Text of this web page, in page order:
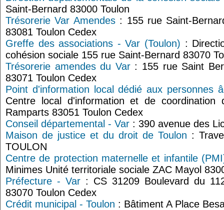
Saint-Bernard 83000 Toulon
Trésorerie Var Amendes: 155 rue Saint-
83081 Toulon Cedex
Greffe des associations - Var (Toulon) :
cohésion sociale 155 rue Saint-Bernard 83070
Trésorerie amendes du Var: 155 rue Saint
83071 Toulon Cedex
Point d'information local dédié aux personnes
Centre local d'information et de
Ramparts 83051 Toulon Cedex
Conseil départemental - Var : 390 avenue des
Maison de justice et du droit de Toulon :
TOULON
Centre de protection maternelle et infantile
Minimes Unité territoriale sociale ZAC Mayol
Préfecture - Var : CS 31209 Boulevard du
83070 Toulon Cedex
Crédit municipal - Toulon : Bâtiment A Place